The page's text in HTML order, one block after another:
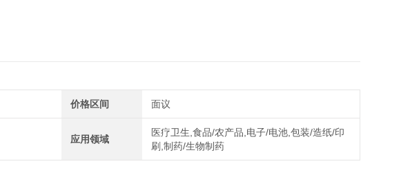
价格区间 面议
应用领域
医疗卫生,食品/农产品,电子/电池,包装/造纸/印
刷,制药/生物制药